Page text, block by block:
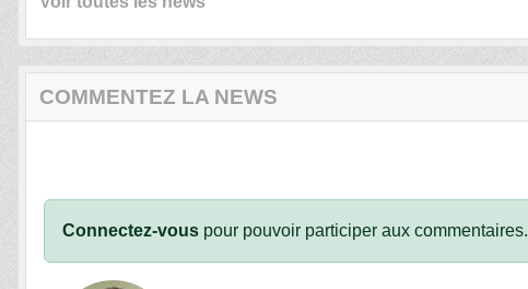
COMMENTEZ LA NEWS
Connectez-vous pour pouvoir participer aux commentaires.